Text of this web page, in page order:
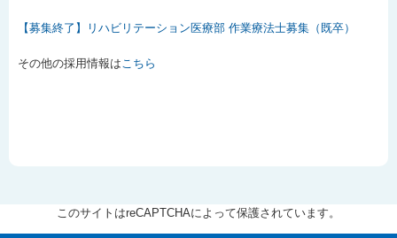
【募集終了】リハビリテーション医療部 作業療法士募集（既卒）
その他の採用情報はこちら
このサイトはreCAPTCHAによって保護されています。